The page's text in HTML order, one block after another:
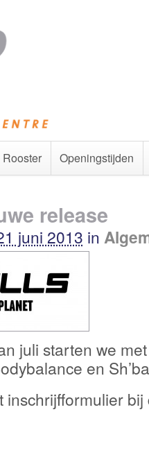
Rooster Openingstijden
release
juni 2013 in
juli starten we
en
inschrijfformulier